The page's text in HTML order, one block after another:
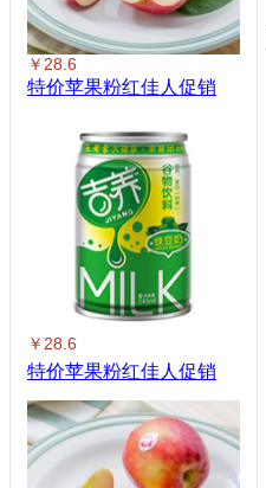
￥28.6
特价苹果粉红佳人促销
￥28.6
特价苹果粉红佳人促销